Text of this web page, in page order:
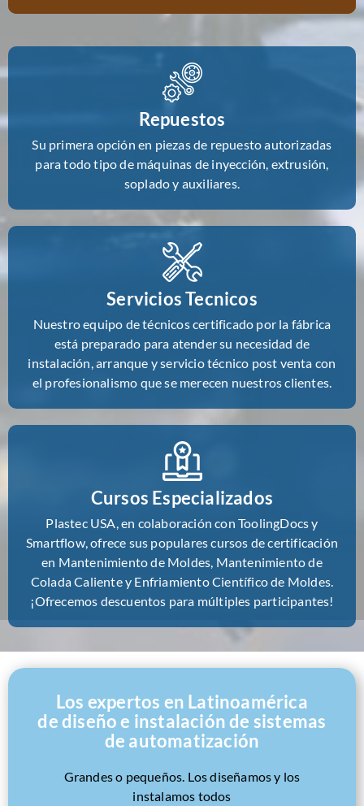
Repuestos
Su primera opción en piezas de repuesto autorizadas
para todo tipo de máquinas de inyección, extrusión,
soplado y auxiliares.
Servicios Tecnicos
Nuestro equipo de técnicos certificado por la fábrica
está preparado para atender su necesidad de
instalación, arranque y servicio técnico post venta con
el profesionalismo que se merecen nuestros clientes.
Cursos Especializados
Plastec USA, en colaboración con ToolingDocs y
Smartflow, ofrece sus populares cursos de certificación
en Mantenimiento de Moldes, Mantenimiento de
Colada Caliente y Enfriamiento Científico de Moldes.
¡Ofrecemos descuentos para múltiples participantes!
Los expertos en Latinoamérica
de diseño e instalación de sistemas
de automatización
Grandes o pequeños. Los diseñamos y los
instalamos todos